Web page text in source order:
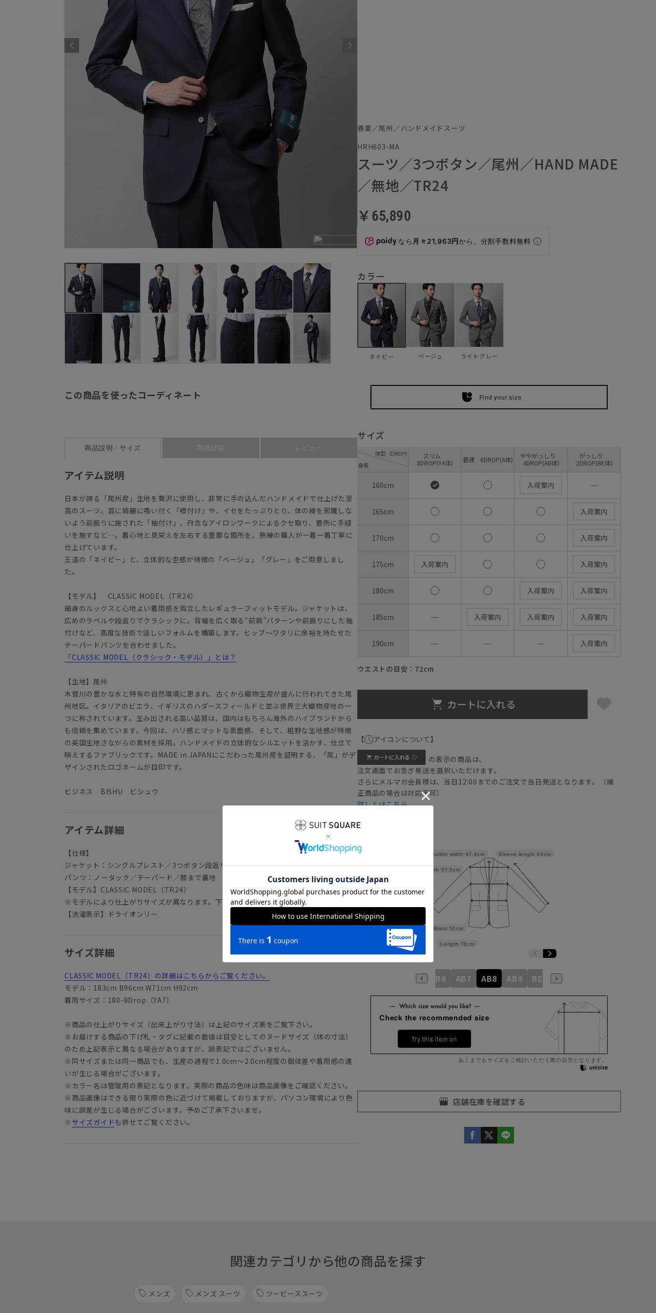
この商品を使ったコーディネート
商品説明・サイズ 商品詳細 レビュー
アイテム説明
日本が誇る「尾州産」生地を贅沢に使用し、非常に手の込んだハンドメイドで仕上げた至
高のスーツ。首に綺麗に吸い付く「襟付け」や、イセをたっぷりとり、体の線を邪魔しな
いよう前振りに施された「袖付け」、丹念なアイロンワークによるクセ取り、要所に手縫
いを施すなど‥。着心地と見栄えを左右する重要な箇所を、熟練の職人が一着一着丁寧に
仕上げています。
王道の「ネイビー」と、立体的な杢感が特徴の「ベージュ」「グレー」をご用意しまし
た。
【モデル】 CLASSIC MODEL（TR24）
細身のルックスと心地よい着用感を両立したレギュラーフィットモデル。ジャケットは、
広めのラペルや段返りでクラシックに。背幅を広く取る“前肩”パターンや前振りにした袖
付けなど、高度な技術で逞しいフォルムを構築します。ヒップ～ワタリに余裕を持たせた
テーパードパンツを合わせました。
「CLASSIC MODEL（クラシック・モデル）」とは？
【生地】尾州
木曽川の豊かな水と特有の自然環境に恵まれ、古くから織物生産が盛んに行われてきた尾
州地区。イタリアのビエラ、イギリスのハダースフィールドと並ぶ世界三大織物産地の一
つに称されています。生み出される高い品質は、国内はもちろん海外のハイブランドから
も信頼を集めています。今回は、ハリ感とマットな表面感、そして、粗野な生地感が特徴
の英国生地さながらの素材を採用。ハンドメイドの立体的なシルエットを活かす、仕立て
映えするファブリックです。MADE in JAPANにこだわった尾州産を証明する、「尾」がデ
ザインされたロゴネームが目印です。
ビジネス BISHU ビシュウ
アイテム詳細
【仕様】
ジャケット：シングルブレスト／3つボタン段返り／背抜き仕立て／本切羽／サイドベンツ
パンツ：ノータック／テーパード／膝まで裏地
【モデル】CLASSIC MODEL（TR24）
※モデルにより仕上がりサイズが異なります。下記のサイズ詳細を必ずご確認下さい。
【洗濯表示】ドライオンリー
サイズ詳細
CLASSIC MODEL（TR24）の詳細はこちらからご覧ください。
モデル：183cm B96cm W71cm H92cm
着用サイズ：180-8Drop（YA7）
※商品の仕上がりサイズ（出来上がり寸法）は上記のサイズ表をご覧下さい。
※お届けする商品の下げ札・タグに記載の数値は目安としてのヌードサイズ（体の寸法）
のため上記表示と異なる場合がありますが、誤表記ではございません。
※同サイズまたは同一商品でも、生産の過程で1.0cm～2.0cm程度の個体差や着用感の違
いが生じる場合がございます。
※カラー名は管理用の表記となります。実際の商品の色味は商品画像をご確認ください。
※商品画像はできる限り実際の色に近づけて掲載しておりますが、パソコン環境により色
味に誤差が生じる場合がございます。予めご了承下さいませ。
※ サイズガイドも併せてご覧ください。
春夏／尾州／ハンドメイドスーツ
HRH603-MA
スーツ／3つボタン／尾州／HAND MADE
／無地／TR24
￥65,890
なら 月々21,963円から。分割手数料無料
カラー
ネイビー ベージュ ライトグレー
Find your size
サイズ
身長
体型（DROP)
スリム
8DROP(YA体)
普通 6DROP(A体)
ややがっしり
4DROP(AB体)
がっしり
2DROP(BE体)
160cm 入荷案内 ―
165cm 入荷案内
170cm 入荷案内
175cm 入荷案内 入荷案内
180cm 入荷案内 入荷案内
185cm ― 入荷案内 入荷案内 入荷案内
190cm ― ― ― 入荷案内
ウエストの目安： 72cm
カートに入れる
【 アイコンについて】
の表示の商品は、
注文画面でお急ぎ発送を選択いただけます。
さらにメルマガ会員様は、当日12:00までのご注文で当日発送となります。（補
正商品の場合は対応不可）
詳しくはこちら
Sleeve length 64cm
Length 78cm
Waist 51cm
Width 57.5cm
Shoulder width 47.4cm
YA3 A3 A4 A5 AB5 AB6 AB7 AB8 AB9 BE3 BE4
Check the recommended size
Try this item on
あくまでもサイズをご検討いただく際の目安となります。
関連カテゴリから他の商品を探す
メンズ メンズ スーツ ツーピーススーツ